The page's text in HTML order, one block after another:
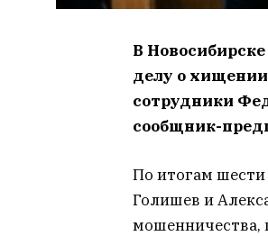
В
делу о хищении
сотрудники
сообщник-
По итогам
Голишев и
мошенничества,